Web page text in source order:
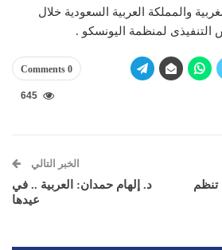
والمملكة العربية السعودية خلال
0 Comments
645
تنظم
الخبر التالي
د. إلهام حمدان: العربية .. في
عيدها